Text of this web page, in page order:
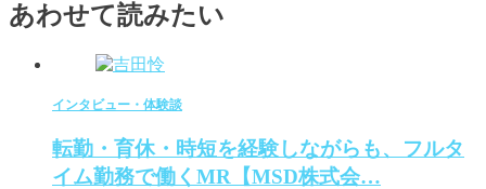
あわせて読みたい
インタビュー・体験談
転勤・育休・時短を経験しながらも、フルタ
イム勤務で働くMR【MSD株式会…